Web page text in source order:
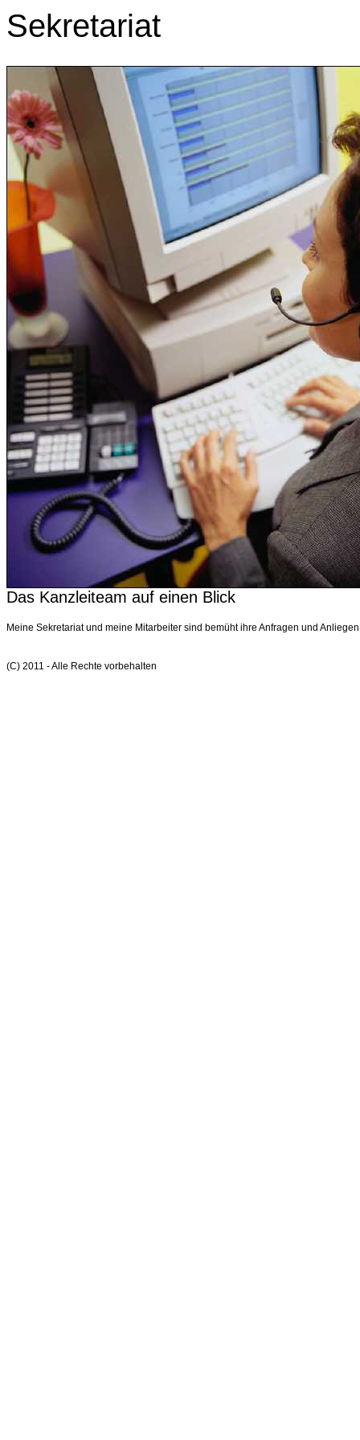
Sekretariat
Das Kanzleiteam auf einen Blick
Meine Sekretariat und meine Mitarbeiter sind bemüht ihre Anfragen und
(C) 2011 - Alle Rechte vorbehalten